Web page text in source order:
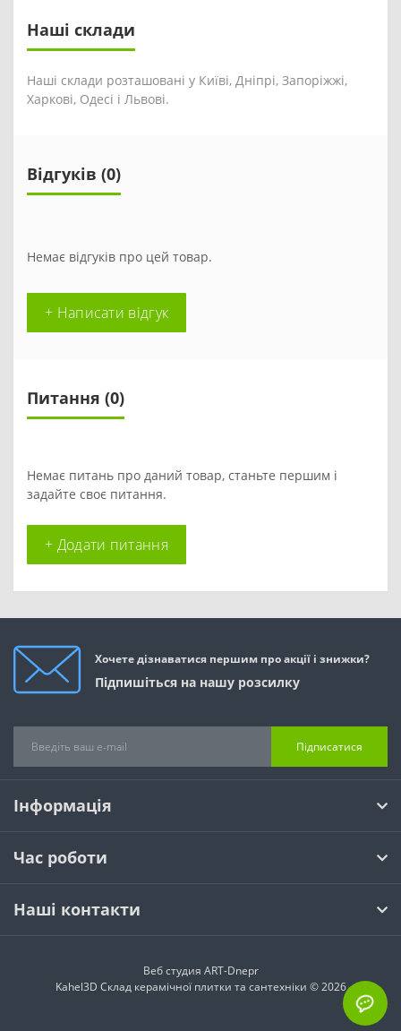
Наші склади
Наші склади розташовані у Київі, Дніпрі, Запоріжжі,
Харкові, Одесі і Львові.
Відгуків (0)
Немає відгуків про цей товар.
+ Написати відгук
Питання (0)
Немає питань про даний товар, станьте першим і
задайте своє питання.
+ Додати питання
Хочете дізнаватися першим про акції і знижки?
Підпишіться на нашу розсилку
Підписатися
Інформація
Час роботи
Наші контакти
Веб студия ART-Dnepr
Kahel3D Склад керамічної плитки та сантехніки © 2026